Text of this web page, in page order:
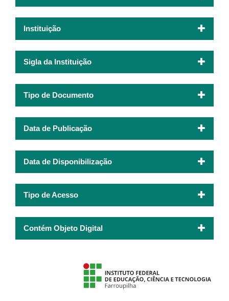
Instituição
Sigla da Instituição
Tipo de Documento
Data de Publicação
Data de Disponibilização
Tipo de Acesso
Contém Objeto Digital